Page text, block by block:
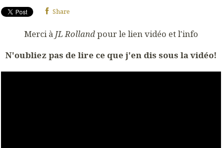
Share
Merci à JL Rollandpour le lien vidéo et l'info
N'oubliez pas de lire ce que j'en dis sous la vidéo!